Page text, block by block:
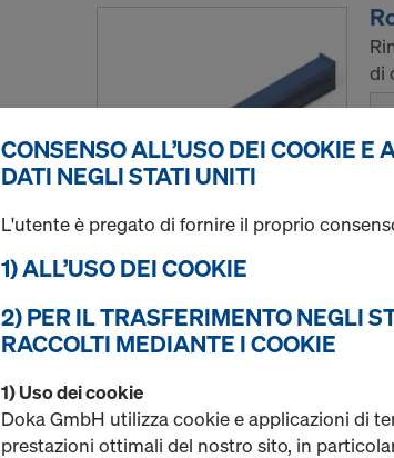
di
CONSENSO ALL’USO DEI COOKIE E
DATI NEGLI STATI UNITI
L'utente è pregato di fornire il proprio
1) ALL’USO DEI COOKIE
2) PER IL TRASFERIMENTO NEGLI
RACCOLTI MEDIANTE I COOKIE
1) Uso dei cookie
Doka GmbH utilizza cookie e applicazioni di
prestazioni ottimali del nostro sito, in